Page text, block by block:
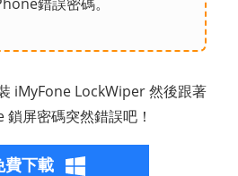
iMyFone LockWiper 然後跟著
屏密碼突然錯誤吧！
費下載